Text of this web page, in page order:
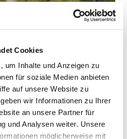
Cookies
um Inhalte und Anzeigen zu
für soziale Medien anbieten
auf unsere Website zu
wir Informationen zu Ihrer
an unsere Partner für
und Analysen weiter. Unsere
möglicherweise mit
© Pfarrei St. Bernhard, Stralsund
2026, 09:00